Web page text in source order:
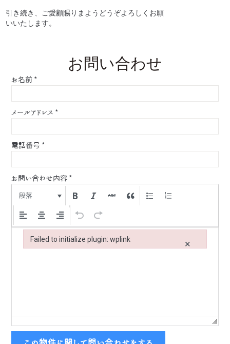
引き続き、ご愛顧賜りまようどうぞよろしくお願
いいたします。
お問い合わせ
お名前 *
メールアドレス *
電話番号 *
お問い合わせ内容 *
段落
Failed to initialize plugin: wplink ×
Failed to initialize plugin: wplink